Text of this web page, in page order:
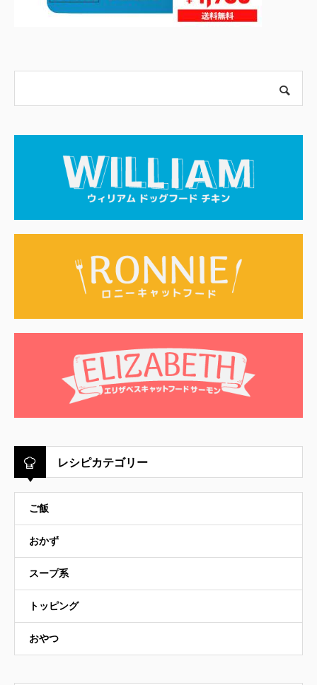
レシピカテゴリー
ご飯
おかず
スープ系
トッピング
おやつ